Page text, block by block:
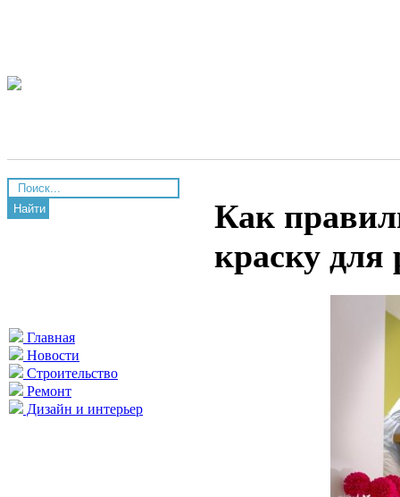
Найти
Главная
Новости
Строительство
Ремонт
Дизайн и интерьер
Как
краску для